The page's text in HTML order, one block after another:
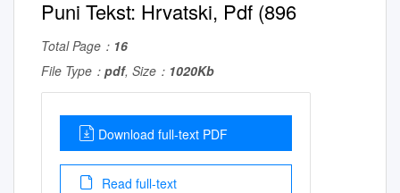
Puni Tekst: Hrvatski, Pdf (896
Total Page： 16
File Type： pdf, Size： 1020Kb
Download full-text PDF
Read full-text